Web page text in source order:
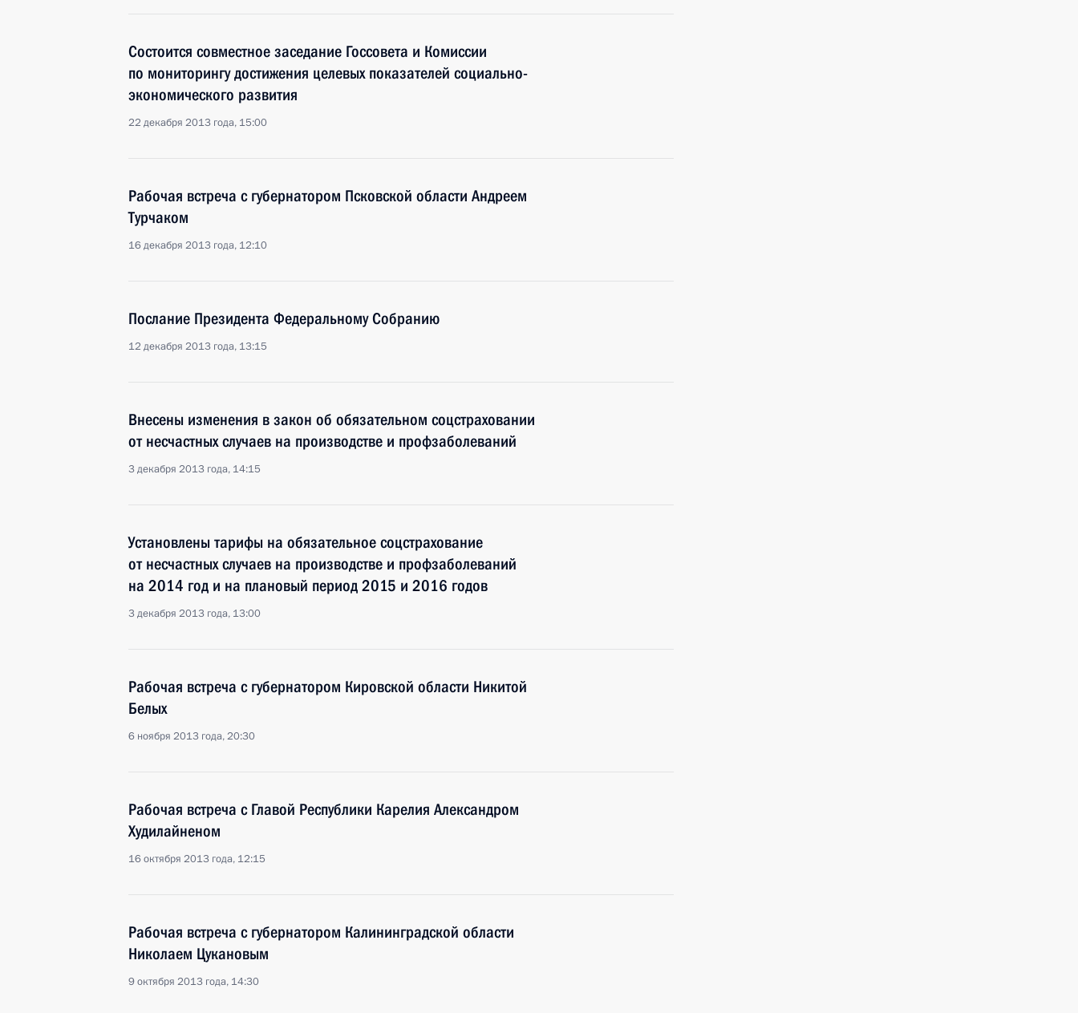
Состоится совместное заседание Госсовета и Комиссии
по мониторингу достижения целевых показателей социально-
экономического развития
22 декабря 2013 года, 15:00
Рабочая встреча с губернатором Псковской области Андреем
Турчаком
16 декабря 2013 года, 12:10
Послание Президента Федеральному Собранию
12 декабря 2013 года, 13:15
Внесены изменения в закон об обязательном соцстраховании
от несчастных случаев на производстве и профзаболеваний
3 декабря 2013 года, 14:15
Установлены тарифы на обязательное соцстрахование
от несчастных случаев на производстве и профзаболеваний
на 2014 год и на плановый период 2015 и 2016 годов
3 декабря 2013 года, 13:00
Рабочая встреча с губернатором Кировской области Никитой
Белых
6 ноября 2013 года, 20:30
Рабочая встреча с Главой Республики Карелия Александром
Худилайненом
16 октября 2013 года, 12:15
Рабочая встреча с губернатором Калининградской области
Николаем Цукановым
9 октября 2013 года, 14:30